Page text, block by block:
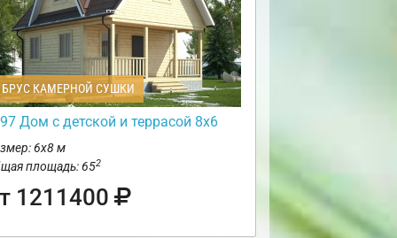
КАМЕРНОЙ СУШКИ
Дом с детской и террасой 8х6
6х8 м
площадь: 652
1211400